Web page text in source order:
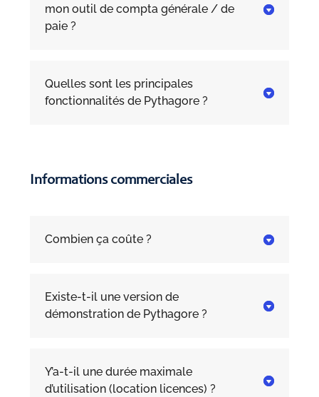

mon outil de compta générale / de
paie ?

Quelles sont les principales
fonctionnalités de Pythagore ?
Informations commerciales

Combien ça coûte ?

Existe-t-il une version de
démonstration de Pythagore ?

Y’a-t-il une durée maximale
d’utilisation (location licences) ?